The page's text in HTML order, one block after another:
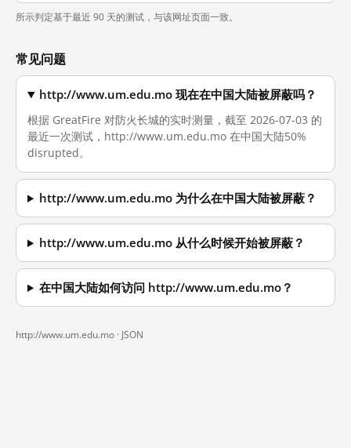
所示判定基于最近 90 天的测试，与该网址页面一致。
常见问题
http://www.um.edu.mo 现在在中国大陆被屏蔽吗？
根据 GreatFire 对防火长城的实时测量，截至 2026-07-03 的
最近一次测试，http://www.um.edu.mo 在中国大陆50%
disrupted。
http://www.um.edu.mo 为什么在中国大陆被屏蔽？
http://www.um.edu.mo 从什么时候开始被屏蔽？
在中国大陆如何访问 http://www.um.edu.mo？
http://www.um.edu.mo · JSON